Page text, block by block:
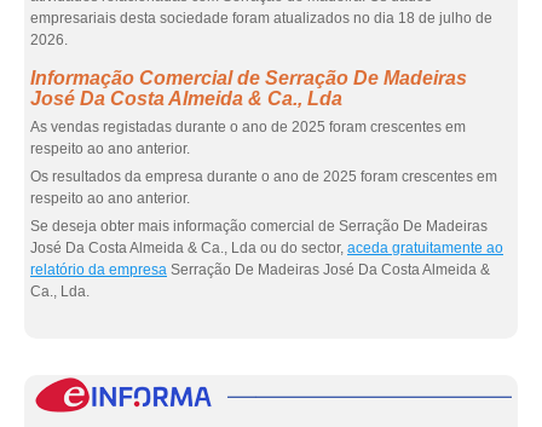
empresariais desta sociedade foram atualizados no dia 18 de julho de
2026.
Informação Comercial de Serração De Madeiras
José Da Costa Almeida & Ca., Lda
As vendas registadas durante o ano de 2025 foram crescentes em
respeito ao ano anterior.
Os resultados da empresa durante o ano de 2025 foram crescentes em
respeito ao ano anterior.
Se deseja obter mais informação comercial de Serração De Madeiras
José Da Costa Almeida & Ca., Lda ou do sector, aceda gratuitamente ao
relatório da empresa Serração De Madeiras José Da Costa Almeida &
Ca., Lda.